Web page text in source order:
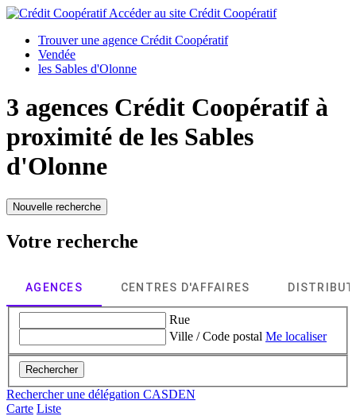
Accéder au site Crédit Coopératif
Trouver une agence Crédit Coopératif
Vendée
les Sables d'Olonne
3 agences Crédit Coopératif à
proximité de les Sables
d'Olonne
Nouvelle recherche
Votre recherche
AGENCES CENTRES D'AFFAIRES
Rue
Ville / Code postal Me localiser
Rechercher
Rechercher une délégation CASDEN
Carte Liste